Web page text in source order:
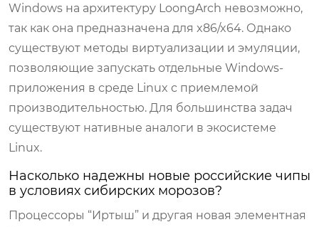
Windows на архитектуру LoongArch невозможно,
так как она предназначена для x86/x64. Однако
существуют методы виртуализации и эмуляции,
позволяющие запускать отдельные Windows-
приложения в среде Linux с приемлемой
производительностью. Для большинства задач
существуют нативные аналоги в экосистеме
Linux.
Насколько надежны новые российские чипы
в условиях сибирских морозов?
Процессоры “Иртыш” и другая новая элементная